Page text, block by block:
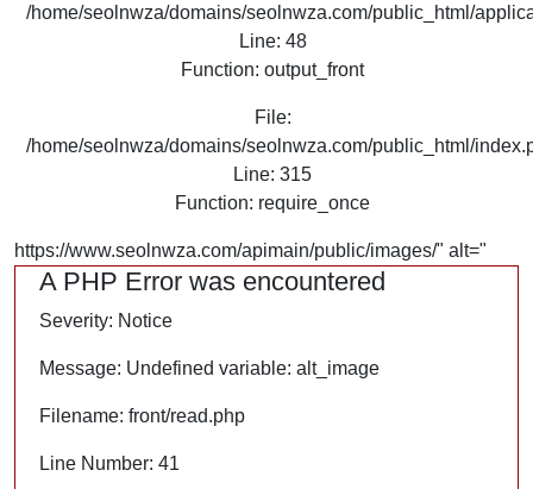
/home/seolnwza/domains/seolnwza.com/public_html/
Line: 48
Function: output_front
File:
/home/seolnwza/domains/seolnwza.com/public_html/
Line: 315
Function: require_once
https://www.seolnwza.com/apimain/public/images/" alt="
A PHP Error was encountered
Severity: Notice
Message: Undefined variable: alt_image
Filename: front/read.php
Line Number: 41